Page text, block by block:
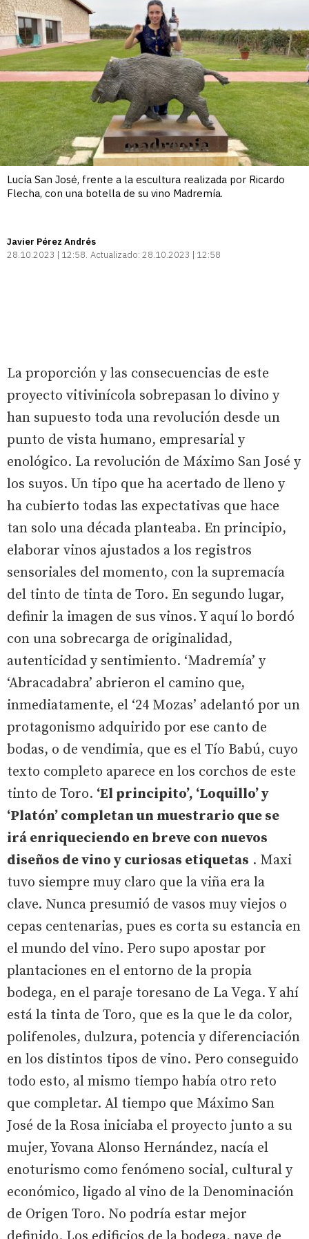
Lucía San José, frente a la escultura realizada por Ricardo
Flecha, con una botella de su vino Madremía.
Javier Pérez Andrés
28.10.2023 | 12:58 Actualizado: 28.10.2023 | 12:58
La proporción y las consecuencias de este
proyecto vitivinícola sobrepasan lo divino y
han supuesto toda una revolución desde un
punto de vista humano, empresarial y
enológico. La revolución de Máximo San José y
los suyos. Un tipo que ha acertado de lleno y
ha cubierto todas las expectativas que hace
tan solo una década planteaba. En principio,
elaborar vinos ajustados a los registros
sensoriales del momento, con la supremacía
del tinto de tinta de Toro. En segundo lugar,
definir la imagen de sus vinos. Y aquí lo bordó
con una sobrecarga de originalidad,
autenticidad y sentimiento. ‘Madremía’ y
‘Abracadabra’ abrieron el camino que,
inmediatamente, el ‘24 Mozas’ adelantó por un
protagonismo adquirido por ese canto de
bodas, o de vendimia, que es el Tío Babú, cuyo
texto completo aparece en los corchos de este
tinto de Toro. ‘El principito’, ‘Loquillo’ y
‘Platón’ completan un muestrario que se
irá enriqueciendo en breve con nuevos
diseños de vino y curiosas etiquetas . Maxi
tuvo siempre muy claro que la viña era la
clave. Nunca presumió de vasos muy viejos o
cepas centenarias, pues es corta su estancia en
el mundo del vino. Pero supo apostar por
plantaciones en el entorno de la propia
bodega, en el paraje toresano de La Vega. Y ahí
está la tinta de Toro, que es la que le da color,
polifenoles, dulzura, potencia y diferenciación
en los distintos tipos de vino. Pero conseguido
todo esto, al mismo tiempo había otro reto
que completar. Al tiempo que Máximo San
José de la Rosa iniciaba el proyecto junto a su
mujer, Yovana Alonso Hernández, nacía el
enoturismo como fenómeno social, cultural y
económico, ligado al vino de la Denominación
de Origen Toro. No podría estar mejor